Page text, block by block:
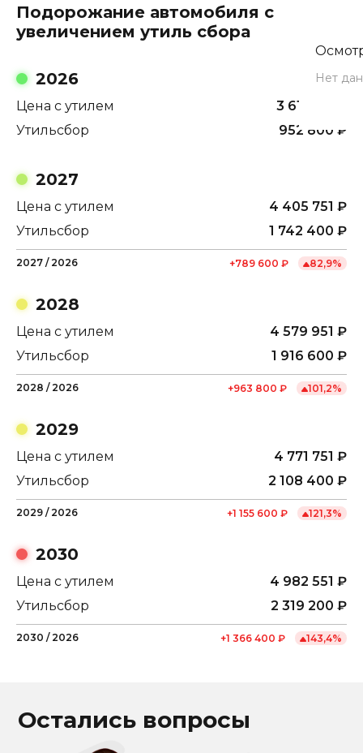
Нет
Подорожание автомобиля с
увеличением утиль сбора
2026
Цена с утилем 3 616 151
Утильсбор
952 800 ₽
2027
Цена с утилем 4 405 751 ₽
Утильсбор
1 742 400 ₽
2027 / 2026 +789 600 ₽ 82,9%
2028
Цена с утилем 4 579 951 ₽
Утильсбор
1 916 600 ₽
2028 / 2026 +963 800 ₽ 101,2%
2029
Цена с утилем 4 771 751 ₽
Утильсбор
2 108 400 ₽
2029 / 2026 +1 155 600 ₽ 121,3%
2030
Цена с утилем 4 982 551 ₽
Утильсбор
2 319 200 ₽
2030 / 2026 +1 366 400 ₽ 143,4%
Остались вопросы